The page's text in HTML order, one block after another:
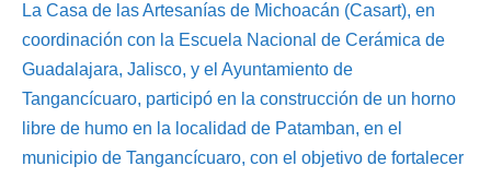
La Casa de las Artesanías de Michoacán (Casart), en
coordinación con la Escuela Nacional de Cerámica de
Guadalajara, Jalisco, y el Ayuntamiento de
Tangancícuaro, participó en la construcción de un horno
libre de humo en la localidad de Patamban, en el
municipio de Tangancícuaro, con el objetivo de fortalecer